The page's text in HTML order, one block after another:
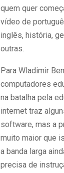
quem quer
vídeo de
inglês, história,
outras.
Para Wladimir
computadores
na batalha pela
internet traz
software, mas a
muito maior que
a banda larga
precisa de